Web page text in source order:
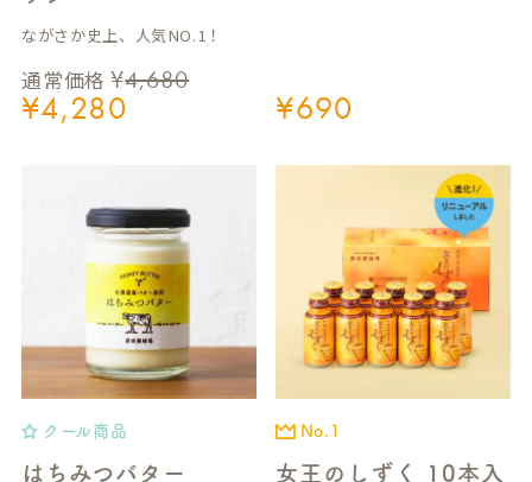
通常価格 ¥4,680
¥4,280
ながさか史上、人気NO.1！
¥690
はちみつバター
クール商品
女王のしずく 10本入
No.1